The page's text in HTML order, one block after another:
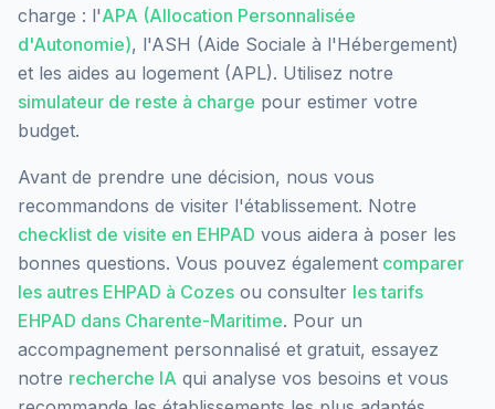
charge : l'APA (Allocation Personnalisée
d'Autonomie), l'ASH (Aide Sociale à l'Hébergement)
et les aides au logement (APL). Utilisez notre
simulateur de reste à charge pour estimer votre
budget.
Avant de prendre une décision, nous vous
recommandons de visiter l'établissement. Notre
checklist de visite en EHPAD vous aidera à poser les
bonnes questions. Vous pouvez également comparer
les autres EHPAD à Cozes ou consulter les tarifs
EHPAD dans Charente-Maritime. Pour un
accompagnement personnalisé et gratuit, essayez
notre recherche IA qui analyse vos besoins et vous